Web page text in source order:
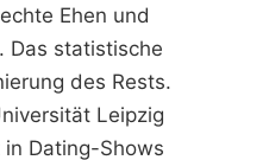
Ehen und
Das statistische
des Rests.
Leipzig
Dating-Shows